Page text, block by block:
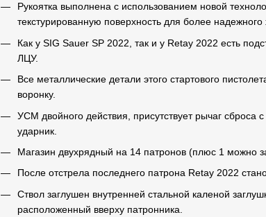
Рукоятка выполнена с использованием новой
текстурированную поверхность для более
Как у SIG Sauer SP 2022, так и у Retay 2022 есть
ЛЦУ.
Все металлические детали этого стартового
воронку.
УСМ двойного действия, присутствует рычаг сброса
ударник.
Магазин двухрядный на 14 патронов (плюс 1 можно
После отстрела последнего патрона Retay 2022
Ствол заглушен внутренней стальной каленой
расположенный вверху патронника.